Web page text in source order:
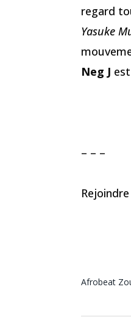
regard
Yasuke
Neg J
– – –
Rejoindre
Afrobeat